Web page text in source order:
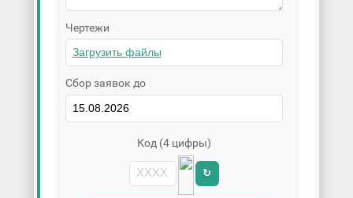
Чертежи
Сбор заявок до
Код (4 цифры)
↻